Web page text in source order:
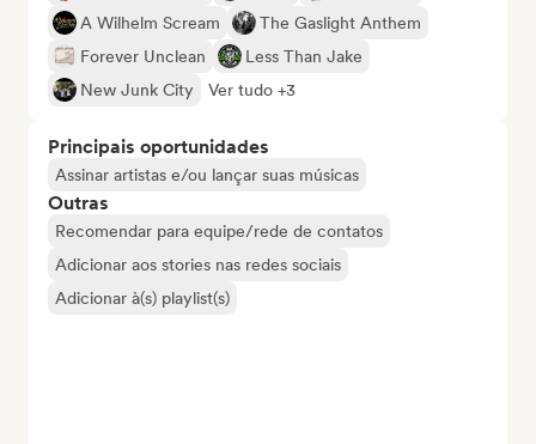
A Wilhelm Scream
The Gaslight Anthem
Forever Unclean
Less Than Jake
New Junk City
Ver tudo +3
Principais oportunidades
Assinar artistas e/ou lançar suas músicas
Outras
Recomendar para equipe/rede de contatos
Adicionar aos stories nas redes sociais
Adicionar à(s) playlist(s)